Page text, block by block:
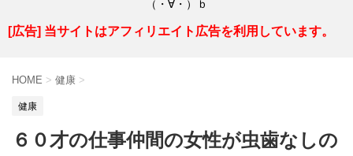
（・∀・）ｂ
[広告] 当サイトはアフィリエイト広告を利用しています。
HOME > 健康 >
健康
６０才の仕事仲間の女性が虫歯なしの